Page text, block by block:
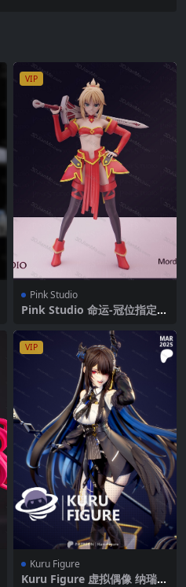
VIP
Pink Studio
Pink Studio 命运-冠位指定
VIP
Kuru Figure
Kuru Figure 虚拟偶像 纳瑞莎